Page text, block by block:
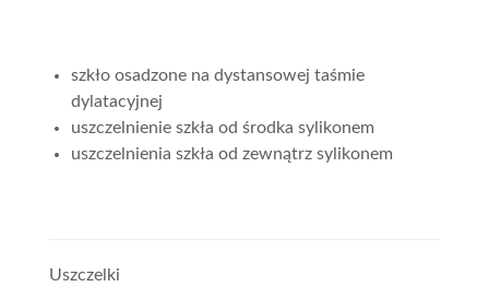
szkło osadzone na dystansowej taśmie
dylatacyjnej
uszczelnienie szkła od środka sylikonem
uszczelnienia szkła od zewnątrz sylikonem
Uszczelki